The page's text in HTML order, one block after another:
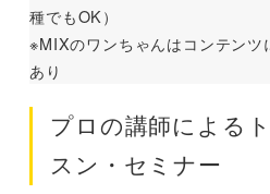
種でもOK）
※MIXのワンちゃんはコンテン
あり
プロの講師による
スン・セミナー